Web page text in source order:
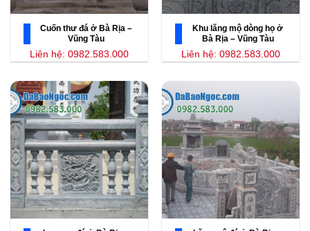
Cuốn thư đá ở Bà Rịa –
Vũng Tàu
Liên hệ: 0982.583.000
Khu lăng mộ dòng họ ở
Bà Rịa – Vũng Tàu
Liên hệ: 0982.583.000